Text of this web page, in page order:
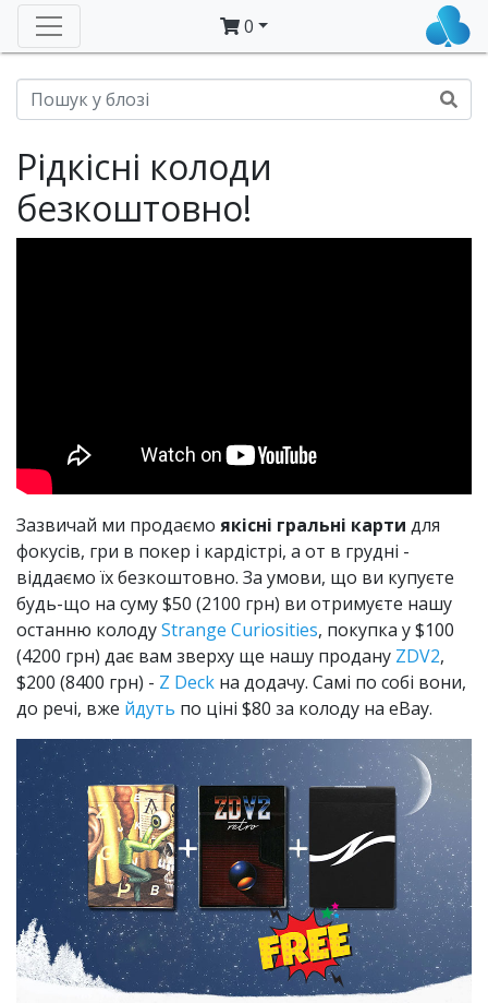
0
Рідкісні колоди
безкоштовно!
Зазвичай ми продаємо якісні гральні карти для
фокусів, гри в покер і кардістрі, а от в грудні -
віддаємо їх безкоштовно. За умови, що ви купуєте
будь-що на суму $50 (2100 грн) ви отримуєте нашу
останню колодуStrange Curiosities, покупка у $100
(4200 грн) дає вам зверху ще нашу продану ZDV2,
$200 (8400 грн) - Z Deck на додачу. Самі по собі вони,
до речі, вже йдуть по ціні $80 за колоду на eBay.